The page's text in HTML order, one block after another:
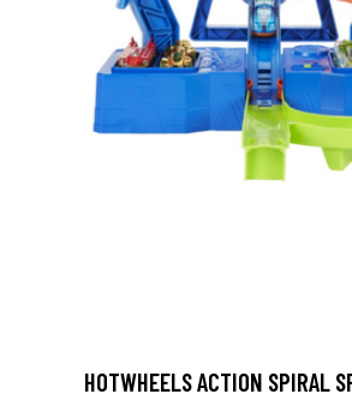
HOTWHEELS ACTION SPIRAL